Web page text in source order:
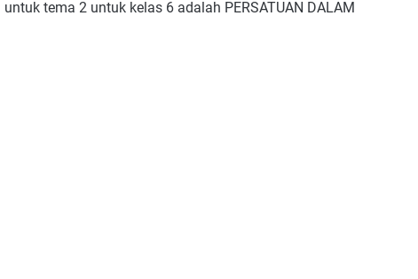
tema 2 untuk kelas 6 adalah PERSATUAN DALAM